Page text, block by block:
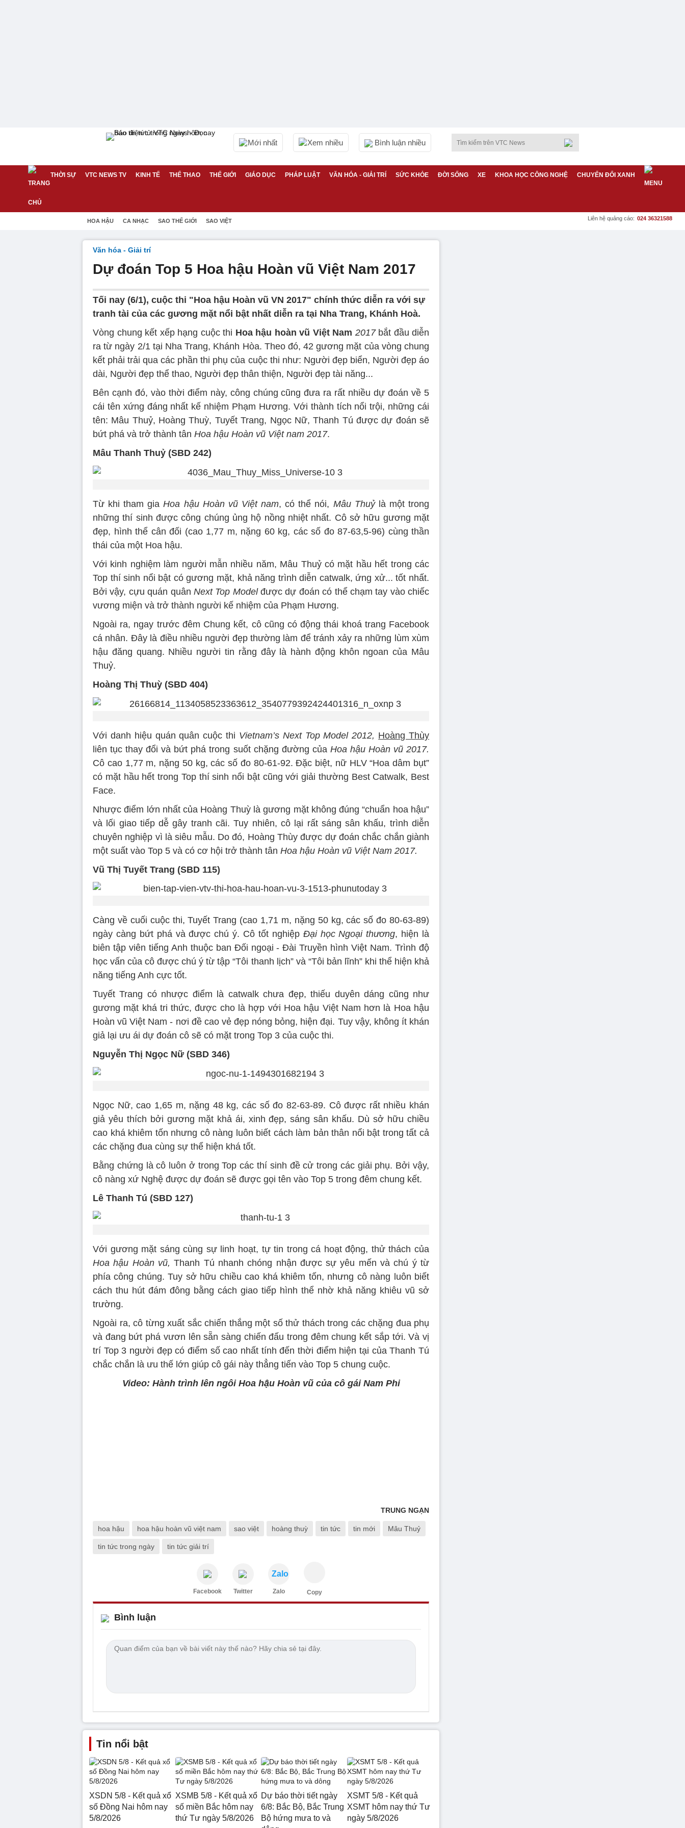
Mới nhất Xem nhiều Bình luận nhiều
THỜI SỰ VTC NEWS TV KINH TẾ THỂ THAO THẾ GIỚI GIÁO DỤC PHÁP LUẬT VĂN HÓA - GIẢI TRÍ SỨC KHỎE ĐỜI SỐNG XE KHOA HỌC CÔNG NGHỆ CHUYỂN ĐỔI XANH
HOA HẬU CA NHẠC SAO THẾ GIỚI SAO VIỆT Liên hệ quảng cáo: 024 36321588
Văn hóa - Giải trí
Dự đoán Top 5 Hoa hậu Hoàn vũ Việt Nam 2017
Tối nay (6/1), cuộc thi "Hoa hậu Hoàn vũ VN 2017" chính thức diễn ra với sự
tranh tài của các gương mặt nổi bật nhất diễn ra tại Nha Trang, Khánh Hoà.
Vòng chung kết xếp hạng cuộc thi Hoa hậu hoàn vũ Việt Nam 2017bắt đầu diễn
ra từ ngày 2/1 tại Nha Trang, Khánh Hòa. Theo đó, 42 gương mặt của vòng chung
kết phải trải qua các phần thi phụ của cuộc thi như: Người đẹp biển, Người đẹp áo
dài, Người đẹp thể thao, Người đẹp thân thiện, Người đẹp tài năng...
Bên cạnh đó, vào thời điểm này, công chúng cũng đưa ra rất nhiều dự đoán về 5
cái tên xứng đáng nhất kế nhiệm Phạm Hương. Với thành tích nổi trội, những cái
tên: Mâu Thuỷ, Hoàng Thuỳ, Tuyết Trang, Ngọc Nữ, Thanh Tú được dự đoán sẽ
bứt phá và trở thành tân Hoa hậu Hoàn vũ Việt nam 2017.
Mâu Thanh Thuỷ (SBD 242)
Từ khi tham giaHoa hậu Hoàn vũ Việt nam, có thể nói, Mâu Thuỷlà một trong
những thí sinh được công chúng ủng hộ nồng nhiệt nhất. Cô sở hữu gương mặt
đẹp, hình thể cân đối (cao 1,77 m, nặng 60 kg, các số đo 87-63,5-96) cùng thần
thái của một Hoa hậu.
Với kinh nghiệm làm người mẫn nhiều năm, Mâu Thuỷ có mặt hầu hết trong các
Top thí sinh nổi bật có gương mặt, khả năng trình diễn catwalk, ứng xử... tốt nhất.
Bởi vậy, cựu quán quân Next Top Modelđược dự đoán có thể chạm tay vào chiếc
vương miện và trở thành người kế nhiệm của Phạm Hương.
Ngoài ra, ngay trước đêm Chung kết, cô cũng có động thái khoá trang Facebook
cá nhân. Đây là điều nhiều người đẹp thường làm để tránh xảy ra những lùm xùm
hậu đăng quang. Nhiều người tin rằng đây là hành động khôn ngoan của Mâu
Thuỷ.
Hoàng Thị Thuỳ (SBD 404)
Với danh hiệu quán quân cuộc thi Vietnam’s Next Top Model 2012, Hoàng Thùy
liên tục thay đổi và bứt phá trong suốt chặng đường của Hoa hậu Hoàn vũ 2017.
Cô cao 1,77 m, nặng 50 kg, các số đo 80-61-92. Đặc biệt, nữ HLV “Hoa dâm bụt”
có mặt hầu hết trong Top thí sinh nổi bật cũng với giải thường Best Catwalk, Best
Face.
Nhược điểm lớn nhất của Hoàng Thuỳ là gương mặt không đúng “chuẩn hoa hậu”
và lối giao tiếp dễ gây tranh cãi. Tuy nhiên, cô lại rất sáng sân khấu, trình diễn
chuyên nghiệp vì là siêu mẫu. Do đó, Hoàng Thùy được dự đoán chắc chắn giành
một suất vào Top 5 và có cơ hội trở thành tân Hoa hậu Hoàn vũ Việt Nam 2017.
Vũ Thị Tuyết Trang (SBD 115)
Càng về cuối cuộc thi, Tuyết Trang (cao 1,71 m, nặng 50 kg, các số đo 80-63-89)
ngày càng bứt phá và được chú ý. Cô tốt nghiệp Đại học Ngoại thương, hiện là
biên tập viên tiếng Anh thuộc ban Đối ngoại - Đài Truyền hình Việt Nam. Trình độ
học vấn của cô được chú ý từ tập “Tôi thanh lịch” và “Tôi bản lĩnh” khi thể hiện khả
năng tiếng Anh cực tốt.
Tuyết Trang có nhược điểm là catwalk chưa đẹp, thiếu duyên dáng cũng như
gương mặt khá tri thức, được cho là hợp với Hoa hậu Việt Nam hơn là Hoa hậu
Hoàn vũ Việt Nam - nơi đề cao vẻ đẹp nóng bỏng, hiện đại. Tuy vậy, không ít khán
giả lại ưu ái dự đoán cô sẽ có mặt trong Top 3 của cuộc thi.
Nguyễn Thị Ngọc Nữ (SBD 346)
Ngọc Nữ, cao 1,65 m, nặng 48 kg, các số đo 82-63-89. Cô được rất nhiều khán
giả yêu thích bởi gương mặt khả ái, xinh đẹp, sáng sân khấu. Dù sở hữu chiều
cao khá khiêm tốn nhưng cô nàng luôn biết cách làm bản thân nổi bật trong tất cả
các chặng đua cùng sự thể hiện khá tốt.
Bằng chứng là cô luôn ở trong Top các thí sinh đề cử trong các giải phụ. Bởi vậy,
cô nàng xứ Nghệ được dự đoán sẽ được gọi tên vào Top 5 trong đêm chung kết.
Lê Thanh Tú (SBD 127)
Với gương mặt sáng cùng sự linh hoạt, tự tin trong cá hoạt động, thử thách của
Hoa hậu Hoàn vũ,Thanh Tú nhanh chóng nhận được sự yêu mến và chú ý từ
phía công chúng. Tuy sở hữu chiều cao khá khiêm tốn, nhưng cô nàng luôn biết
cách thu hút đám đông bằng cách giao tiếp hình thể nhờ khả năng khiêu vũ sở
trường.
Ngoài ra, cô từng xuất sắc chiến thắng một số thử thách trong các chặng đua phụ
và đang bứt phá vươn lên sẵn sàng chiến đấu trong đêm chung kết sắp tới. Và vị
trí Top 3 người đẹp có điểm số cao nhất tính đến thời điểm hiện tại của Thanh Tú
chắc chắn là ưu thế lớn giúp cô gái này thẳng tiến vào Top 5 chung cuộc.
Video: Hành trình lên ngôi Hoa hậu Hoàn vũ của cô gái Nam Phi
TRUNG NGẠN
hoa hậu hoa hậu hoàn vũ việt nam sao việt hoàng thuỳ tin tức tin mới Mâu Thuỷ
tin tức trong ngày tin tức giải trí
Facebook Twitter
Zalo
Zalo Copy
Bình luận
Tin nổi bật
XSDN 5/8 - Kết quả xổ
số Đồng Nai hôm nay
5/8/2026
XSMB 5/8 - Kết quả xổ
số miền Bắc hôm nay
thứ Tư ngày 5/8/2026
Dự báo thời tiết ngày
6/8: Bắc Bộ, Bắc Trung
Bộ hứng mưa to và
XSMT 5/8 - Kết quả
XSMT hôm nay thứ Tư
ngày 5/8/2026